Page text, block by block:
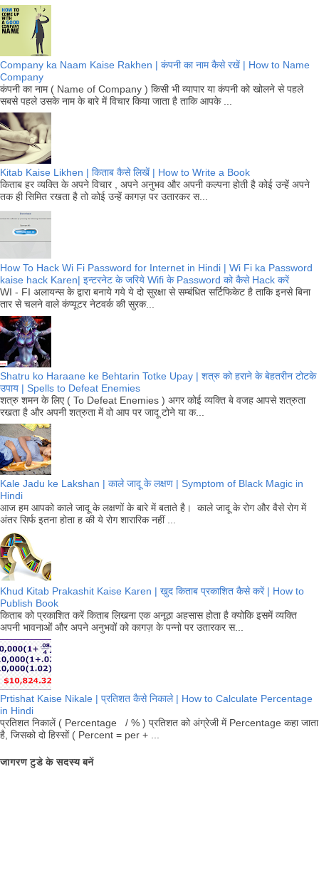
Company ka Naam Kaise Rakhen | कंपनी का नाम कैसे रखें | How to Name
Company
कंपनी का नाम ( Name of Company ) किसी भी व्यापार या कंपनी को खोलने से पहले
सबसे पहले उसके नाम के बारे में विचार किया जाता है ताकि आपके ...
Kitab Kaise Likhen | किताब कैसे लिखें | How to Write a Book
किताब हर व्यक्ति के अपने विचार , अपने अनुभव और अपनी कल्पना होती है कोई उन्हें अपने
तक ही सिमित रखता है तो कोई उन्हें कागज़ पर उतारकर स...
How To Hack Wi Fi Password for Internet in Hindi | Wi Fi ka Password
kaise hack Karen| इन्टरनेट के जरिये Wifi के Password को कैसे Hack करें
WI - FI अलायन्स के द्वारा बनाये गये ये दो सुरक्षा से सम्बंधित सर्टिफिकेट है ताकि इनसे बिना
तार से चलने वाले कंप्यूटर नेटवर्क की सुरक...
Shatru ko Haraane ke Behtarin Totke Upay | शत्रु को हराने के बेहतरीन टोटके
उपाय | Spells to Defeat Enemies
शत्रु शमन के लिए ( To Defeat Enemies ) अगर कोई व्यक्ति बे वजह आपसे शत्रुता
रखता है और अपनी शत्रुता में वो आप पर जादू टोने या क...
Kale Jadu ke Lakshan | काले जादू के लक्षण | Symptom of Black Magic in
Hindi
आज हम आपको काले जादू के लक्षणों के बारे में बताते है। काले जादू के रोग और वैसे रोग में
अंतर सिर्फ इतना होता ह की ये रोग शारारिक नहीं ...
Khud Kitab Prakashit Kaise Karen | खुद किताब प्रकाशित कैसे करें | How to
Publish Book
किताब को प्रकाशित करें किताब लिखना एक अनूठा अहसास होता है क्योकि इसमें व्यक्ति
अपनी भावनाओं और अपने अनुभवों को कागज़ के पन्नो पर उतारकर स...
Prtishat Kaise Nikale | प्रतिशत कैसे निकाले | How to Calculate Percentage
in Hindi
प्रतिशत निकालें ( Percentage / % ) प्रतिशत को अंग्रेजी में Percentage कहा जाता
है, जिसको दो हिस्सों ( Percent = per + ...
जागरण टुडे के सदस्य बनें